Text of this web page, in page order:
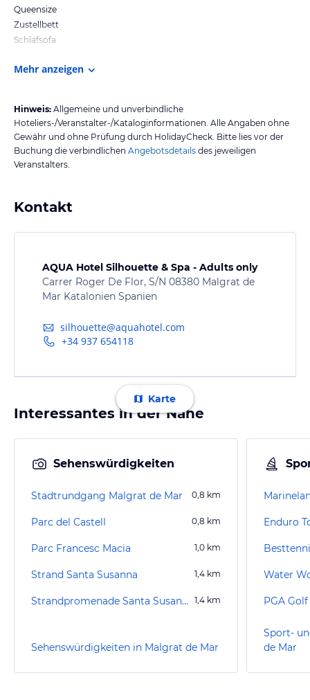
Queensize
Zustellbett
Schlafsofa
Mehr anzeigen
Hinweis: Allgemeine und unverbindliche
Hoteliers-/Veranstalter-/Kataloginformationen. Alle Angaben ohne
Gewähr und ohne Prüfung durch HolidayCheck. Bitte lies vor der
Buchung die verbindlichen Angebotsdetails des jeweiligen
Veranstalters.
Kontakt
AQUA Hotel Silhouette & Spa - Adults only
Carrer Roger De Flor, S/N 08380 Malgrat de
Mar Katalonien Spanien
silhouette@aquahotel.com
+34 937 654118
Karte
Interessantes in der Nähe
Sehenswürdigkeiten
Stadtrundgang Malgrat de Mar 0,8 km
Parc del Castell 0,8 km
Parc Francesc Macia 1,0 km
Strand Santa Susanna 1,4 km
Strandpromenade Santa Susanna 1,4 km
Sehenswürdigkeiten in Malgrat de Mar
Enduro
Water
PGA
Sport-
de Mar